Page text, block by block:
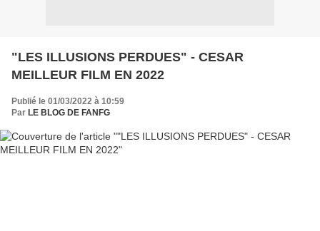
"LES ILLUSIONS PERDUES" - CESAR
MEILLEUR FILM EN 2022
Publié le 01/03/2022 à 10:59
Par LE BLOG DE FANFG